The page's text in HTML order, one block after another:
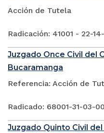
Acción de Tutela
Radicación: 41001 - 22-
Juzgado Once Civil del
Bucaramanga
Referencia: Acción de
Radicado: 68001-31-03-
Juzgado Quinto Civil